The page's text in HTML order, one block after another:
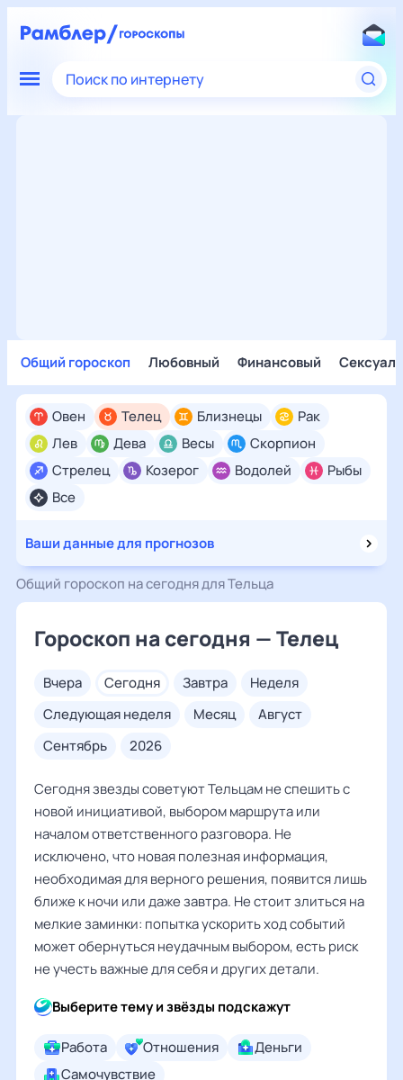
Поиск по интернету
Общий гороскоп Любовный Финансовый
Все
Овен Телец Близнецы
Рак
Лев
Дева Весы
Скорпион
Стрелец
Козерог Водолей Рыбы
Ваши данные для прогнозов
Общий гороскоп на сегодня для Тельца
Гороскоп на сегодня — Телец
вчера сегодня завтра
неделя
следующая неделя
месяц
август
сентябрь
2026
Сегодня звезды советуют Тельцам не спешить с
новой инициативой, выбором маршрута или
началом ответственного разговора. Не
исключено, что новая полезная информация,
необходимая для верного решения, появится лишь
ближе к ночи или даже завтра. Не стоит злиться на
мелкие заминки: попытка ускорить ход событий
может обернуться неудачным выбором, есть риск
не учесть важные для себя и других детали.
Выберите тему и звёзды подскажут
Работа Отношения
Деньги
Самочувствие